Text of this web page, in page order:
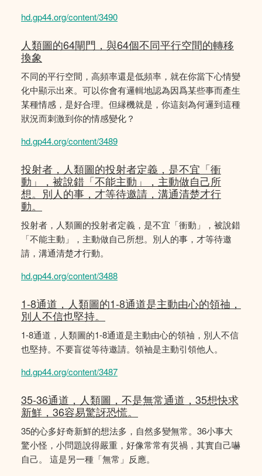
hd.gp44.org/content/3490
人類圖的64閘門，與64個不同平行空間的轉移
換象
不同的平行空間，高頻率還是低頻率，就在你當下心情變
化中顯示出來。可以你會有邏輯地認為因爲某些事而產生
某種情感，是好合理。但縁機就是，你這刻為何邏到這種
狀況而刺激到你的情感變化？
hd.gp44.org/content/3489
投射者，人類圖的投射者定義，是不宜「衝
動」，被說錯「不能主動」，主動做自己所
想。別人的事，才等待邀請，溝通清楚才行
動。
投射者，人類圖的投射者定義，是不宜「衝動」，被說錯
「不能主動」，主動做自己所想。別人的事，才等待邀
請，溝通清楚才行動。
hd.gp44.org/content/3488
1-8通道，人類圖的1-8通道是主動由心的領䄂，
別人不信也堅持。
1-8通道，人類圖的1-8通道是主動由心的領䄂，別人不信
也堅持。不要盲從等待邀請。領袖是主動引領他人。
hd.gp44.org/content/3487
35-36通道，人類圖，不是無常通道，35想快求
新鮮，36容易驚訝恐慌。
35的心多好奇新鮮的想法多，自然多變無常。36小事大
驚小怪，小問題說得嚴重，好像常常有災禍，其實自己嚇
自己。 這是另一種「無常」反應。